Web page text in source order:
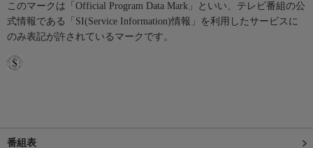
このマークは「Official Program Data Mark」といい、テレビ番組の公
式情報である「SI(Service Information)情報」を利用したサービスに
のみ表記が許されているマークです。
番組表